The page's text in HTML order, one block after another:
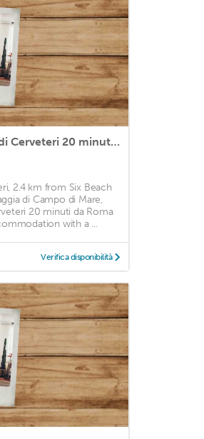
Appartamento Marina di Cerveteri 20 minuti da Roma
2.4 km from Six Beach
di Campo di Mare,
20 minuti da Roma
with a ...
Verifica disponibilità